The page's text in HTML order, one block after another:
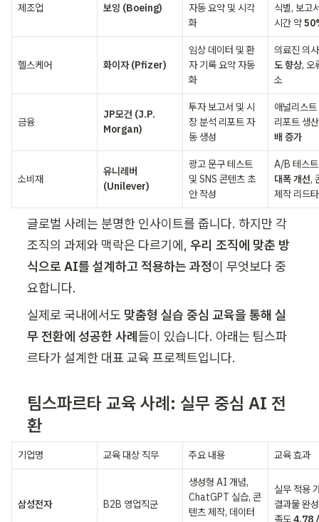
제조업 보잉 (Boeing)
자동 요약 및 시각
화
식별, 보고
시간 약
헬스케어 화이자 (Pfizer)
임상 데이터 및 환
자 기록 요약 자동
화
의료진 의
도 향상, 오
소
금융
JP모건 (J.P.
Morgan)
투자 보고서 및 시
장 분석 리포트 자
동 생성
애널리스
리포트 생
배 증가
소비재
유니레버
(Unilever)
광고 문구 테스트
및 SNS 콘텐츠 초
안 작성
A/B 테스
대폭 개선,
제작 리드
글로벌 사례는 분명한 인사이트를 줍니다. 하지만 각
조직의 과제와 맥락은 다르기에, 우리 조직에 맞춘 방
식으로 AI를 설계하고 적용하는 과정이 무엇보다 중
요합니다.
실제로 국내에서도 맞춤형 실습 중심 교육을 통해 실
무 전환에 성공한 사례들이 있습니다. 아래는 팀스파
르타가 설계한 대표 교육 프로젝트입니다.
팀스파르타 교육 사례: 실무 중심 AI 전
환
기업명 교육 대상 직무 주요 내용 교육 효과
삼성전자 B2B 영업직군
생성형 AI 개념,
ChatGPT 실습, 콘
텐츠 제작, 데이터
실무 적용
결과물 완
족도 4.78